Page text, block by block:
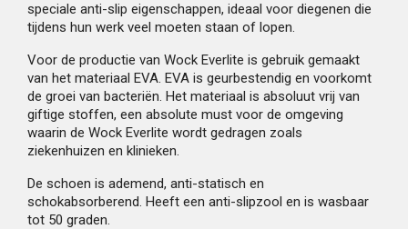
speciale anti-slip eigenschappen, ideaal voor diegenen die
tijdens hun werk veel moeten staan of lopen.
Voor de productie van Wock Everlite is gebruik gemaakt
van het materiaal EVA. EVA is geurbestendig en voorkomt
de groei van bacteriën. Het materiaal is absoluut vrij van
giftige stoffen, een absolute must voor de omgeving
waarin de Wock Everlite wordt gedragen zoals
ziekenhuizen en klinieken.
De schoen is ademend, anti-statisch en
schokabsorberend. Heeft een anti-slipzool en is wasbaar
tot 50 graden.